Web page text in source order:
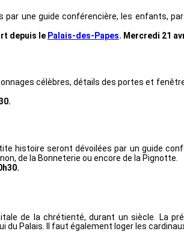
par une guide conférencière, les enfants,
depuis le Palais-des-Papes. Mercredi 21
célèbres, détails des portes et
histoire seront dévoilées par un guide
de la Bonneterie ou encore de la Pignotte.
de la chrétienté, durant un siècle. La
Palais. Il faut également loger les